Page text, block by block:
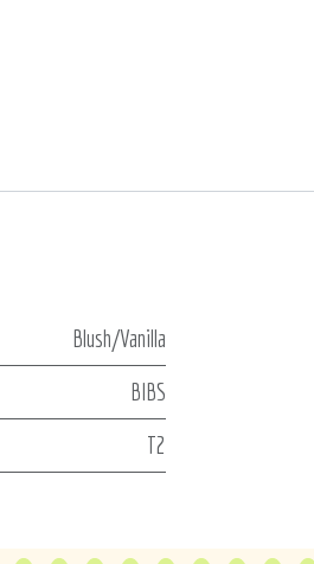
Blush/Vanilla
BIBS
T2